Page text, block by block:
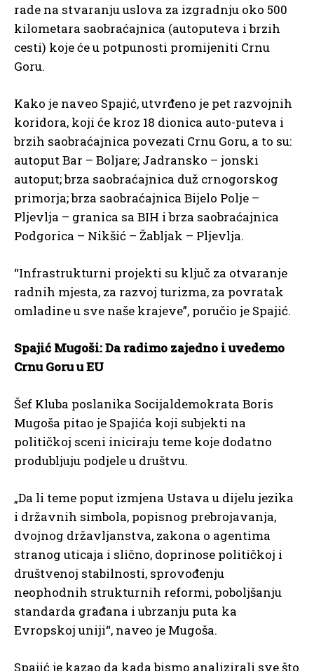
rade na stvaranju uslova za izgradnju oko 500
kilometara saobraćajnica (autoputeva i brzih
cesti) koje će u potpunosti promijeniti Crnu
Goru.
Kako je naveo Spajić, utvrđeno je pet razvojnih
koridora, koji će kroz 18 dionica auto-puteva i
brzih saobraćajnica povezati Crnu Goru, a to su:
autoput Bar – Boljare; Jadransko – jonski
autoput; brza saobraćajnica duž crnogorskog
primorja; brza saobraćajnica Bijelo Polje –
Pljevlja – granica sa BIH i brza saobraćajnica
Podgorica – Nikšić – Žabljak – Pljevlja.
“Infrastrukturni projekti su ključ za otvaranje
radnih mjesta, za razvoj turizma, za povratak
omladine u sve naše krajeve”, poručio je Spajić.
Spajić Mugoši: Da radimo zajedno i uvedemo
Crnu Goru u EU
Šef Kluba poslanika Socijaldemokrata Boris
Mugoša pitao je Spajića koji subjekti na
političkoj sceni iniciraju teme koje dodatno
produbljuju podjele u društvu.
„Da li teme poput izmjena Ustava u dijelu jezika
i državnih simbola, popisnog prebrojavanja,
dvojnog državljanstva, zakona o agentima
stranog uticaja i slično, doprinose političkoj i
društvenoj stabilnosti, sprovođenju
neophodnih strukturnih reformi, poboljšanju
standarda građana i ubrzanju puta ka
Evropskoj uniji“, naveo je Mugoša.
Spajić je kazao da kada bismo analizirali sve što